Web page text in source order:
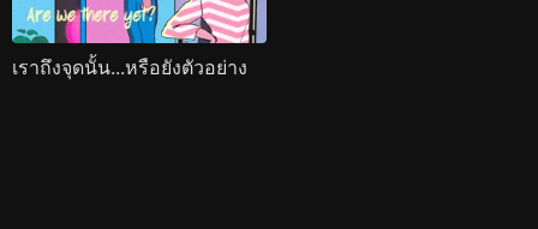
เราถึงจุดนั้น...หรือยังตัวอย่าง